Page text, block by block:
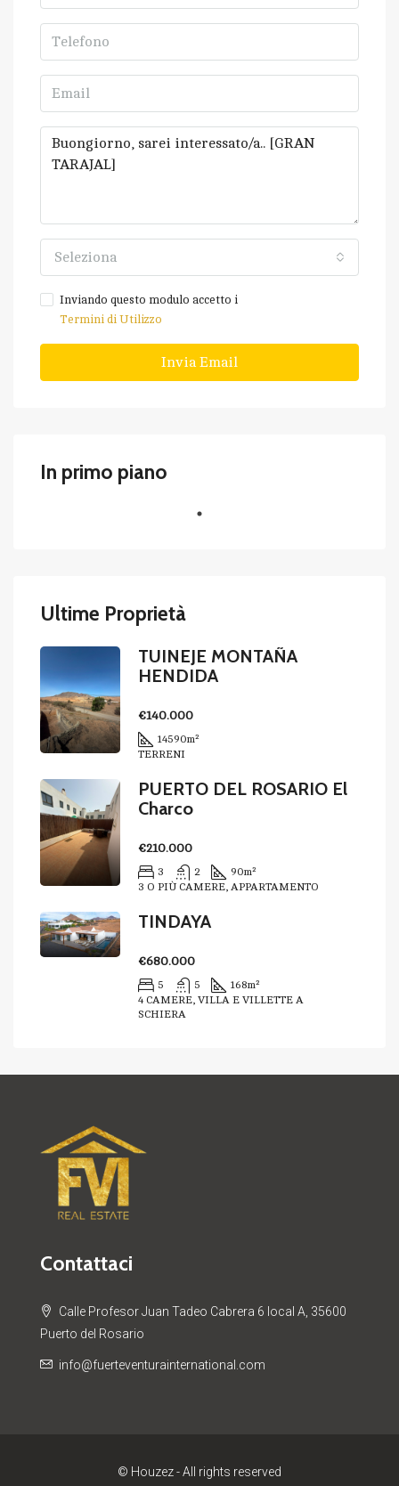
Seleziona
Inviando questo modulo accetto i
Termini di Utilizzo
Invia Email
In primo piano
Ultime Proprietà
TUINEJE MONTAÑA
HENDIDA
€140.000
14590m²
TERRENI
PUERTO DEL ROSARIO El
Charco
€210.000
3 2 90m²
3 O PIÙ CAMERE, APPARTAMENTO
TINDAYA
€680.000
5 5 168m²
4 CAMERE, VILLA E VILLETTE A
SCHIERA
Contattaci
Calle Profesor Juan Tadeo Cabrera 6 local A, 35600
Puerto del Rosario
info@fuerteventurainternational.com
© Houzez - All rights reserved